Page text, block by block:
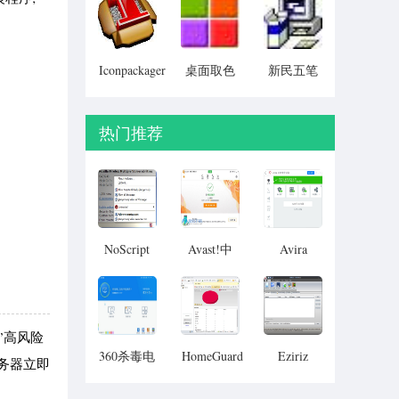
高风险
器立即
Particular)
Iconpackager
桌面取色
新民五笔
热门推荐
NoScript
Avast!中
Avira
360杀毒电
HomeGuard Eziriz